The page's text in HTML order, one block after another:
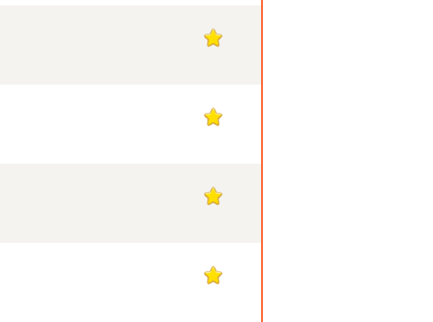
1
1
1
1